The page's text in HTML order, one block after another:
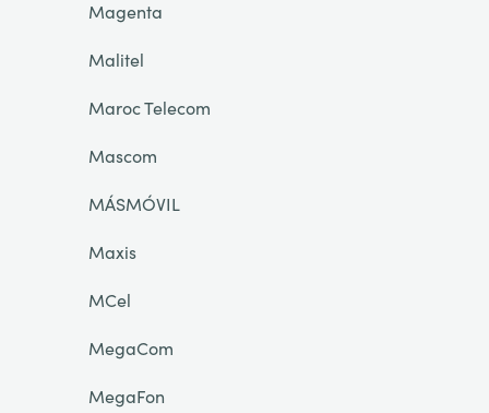
Magenta
Malitel
Maroc Telecom
Mascom
MÁSMÓVIL
Maxis
MCel
MegaCom
MegaFon